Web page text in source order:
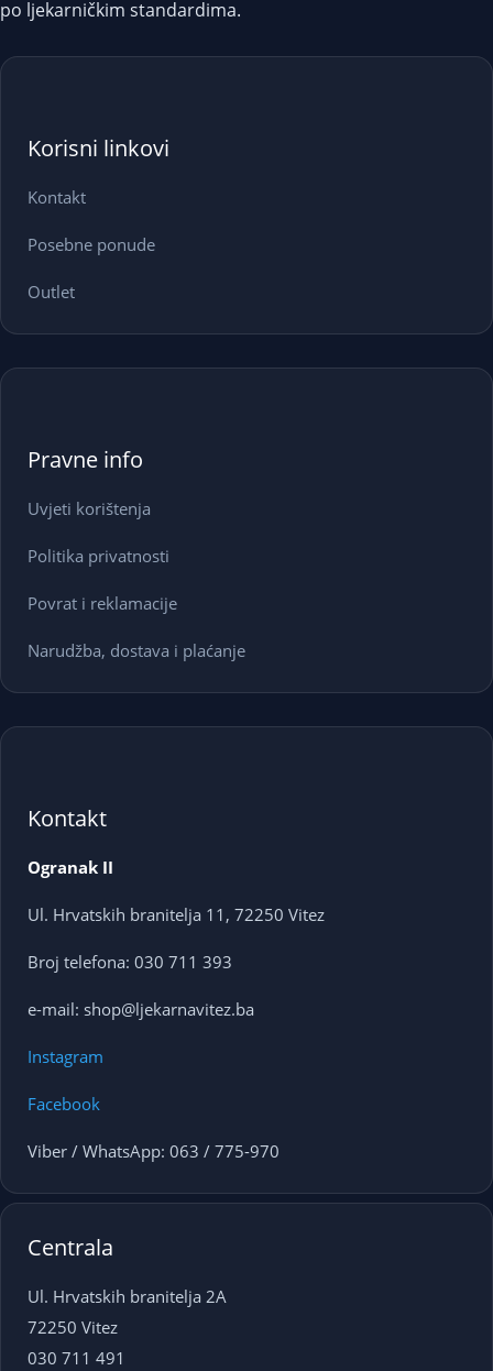
po ljekarničkim standardima.
Korisni linkovi
Kontakt
Posebne ponude
Outlet
Pravne info
Uvjeti korištenja
Politika privatnosti
Povrat i reklamacije
Narudžba, dostava i plaćanje
Kontakt
Ogranak II
Ul. Hrvatskih branitelja 11, 72250 Vitez
Broj telefona: 030 711 393
e-mail: shop@ljekarnavitez.ba
Instagram
Facebook
Viber / WhatsApp: 063 / 775-970
Centrala
Ul. Hrvatskih branitelja 2A
72250 Vitez
030 711 491